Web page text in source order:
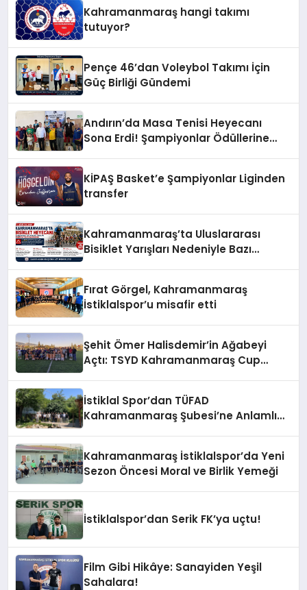
Kahramanmaraş hangi takımı
tutuyor?
Pençe 46’dan Voleybol Takımı İçin
Güç Birliği Gündemi
Andırın’da Masa Tenisi Heyecanı
Sona Erdi! Şampiyonlar Ödüllerine
KİPAŞ Basket’e Şampiyonlar Liginden
transfer
Kahramanmaraş’ta Uluslararası
Bisiklet Yarışları Nedeniyle Bazı
Fırat Görgel, Kahramanmaraş
İstiklalspor’u misafir etti
Şehit Ömer Halisdemir’in Ağabeyi
Açtı: TSYD Kahramanmaraş Cup
İstiklal Spor’dan TÜFAD
Kahramanmaraş Şubesi’ne Anlamlı
Kahramanmaraş İstiklalspor’da Yeni
Sezon Öncesi Moral ve Birlik Yemeği
İstiklalspor’dan Serik FK’ya uçtu!
Film Gibi Hikâye: Sanayiden Yeşil
Sahalara!